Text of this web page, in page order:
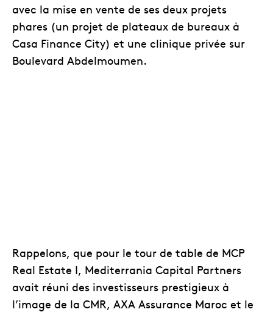
avec la mise en vente de ses deux projets
phares (un projet de plateaux de bureaux à
Casa Finance City) et une clinique privée sur
Boulevard Abdelmoumen.
Rappelons, que pour le tour de table de MCP
Real Estate I, Mediterrania Capital Partners
avait réuni des investisseurs prestigieux à
l’image de la CMR, AXA Assurance Maroc et le